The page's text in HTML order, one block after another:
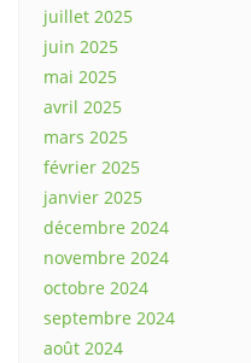
juillet 2025
juin 2025
mai 2025
avril 2025
mars 2025
février 2025
janvier 2025
décembre 2024
novembre 2024
octobre 2024
septembre 2024
août 2024